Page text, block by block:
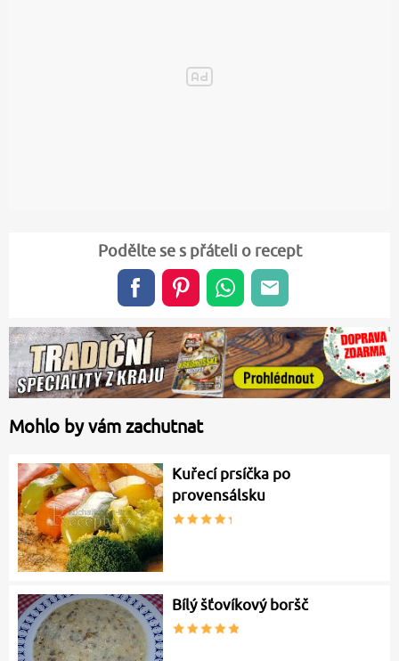
Podělte se s přáteli o recept
Mohlo by vám zachutnat
Kuřecí prsíčka po
provensálsku
Bílý šťovíkový boršč